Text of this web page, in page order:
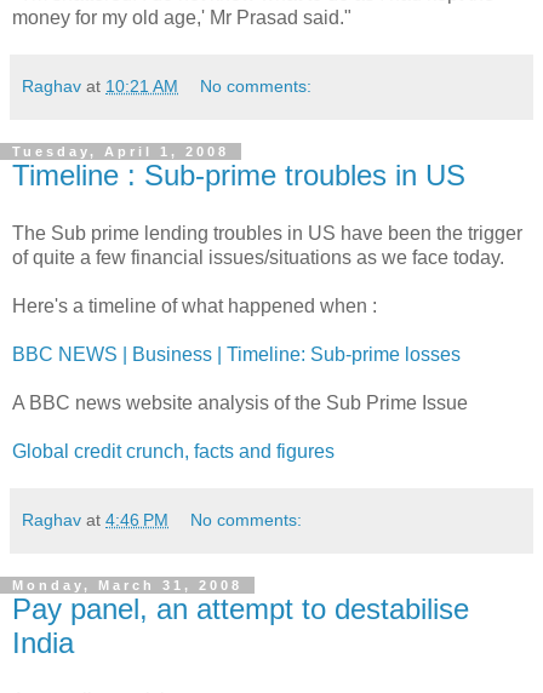
money for my old age,' Mr Prasad said."
Raghav at 10:21 AM No comments:
Tuesday, April 1, 2008
Timeline : Sub-prime troubles in US
The Sub prime lending troubles in US have been the trigger
of quite a few financial issues/situations as we face today.
Here's a timeline of what happened when :
BBC NEWS | Business | Timeline: Sub-prime losses
A BBC news website analysis of the Sub Prime Issue
Global credit crunch, facts and figures
Raghav at 4:46 PM No comments:
Monday, March 31, 2008
Pay panel, an attempt to destabilise
India